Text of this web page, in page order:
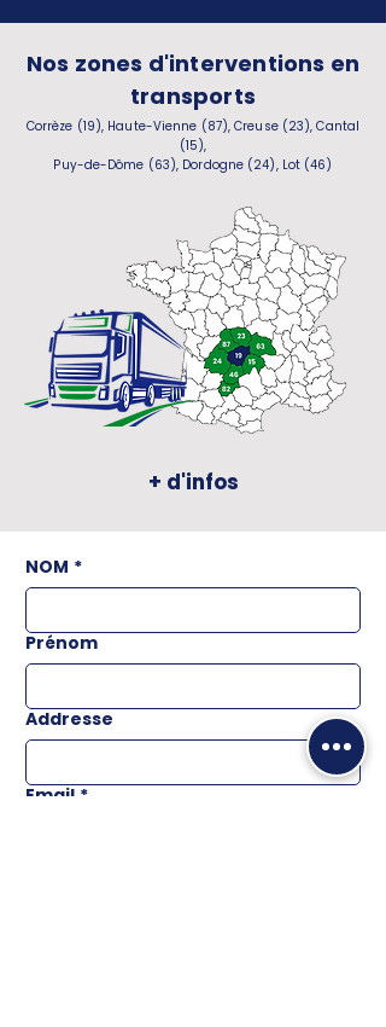
Nos zones d'interventions en
transports
Corrèze (19), Haute-Vienne (87), Creuse (23), Cantal
(15),
Puy-de-Dôme (63), Dordogne (24), Lot (46)
+ d'infos
NOM *
Prénom
Addresse
Email *